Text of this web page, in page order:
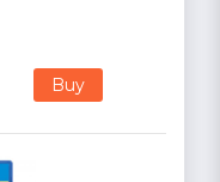
Buy